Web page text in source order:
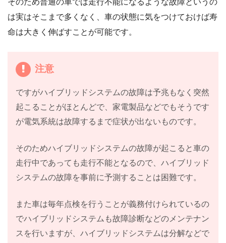
そのため普通の車では走行不能になるような故障というの
は実はそこまで多くなく、車の状態に気をつけておけば寿
命は大きく伸ばすことが可能です。
注意
ですがハイブリッドシステムの故障は予兆もなく突然
起こることがほとんどで、家電製品などでもそうです
が電気系統は故障するまで症状が出ないものです。
そのためハイブリッドシステムの故障が起こると車の
走行中であっても走行不能となるので、ハイブリッド
システムの故障を事前に予測することは困難です。
また車は毎年点検を行うことが義務付けられているの
でハイブリッドシステムも故障診断などのメンテナン
スを行いますが、ハイブリッドシステムは分解などで